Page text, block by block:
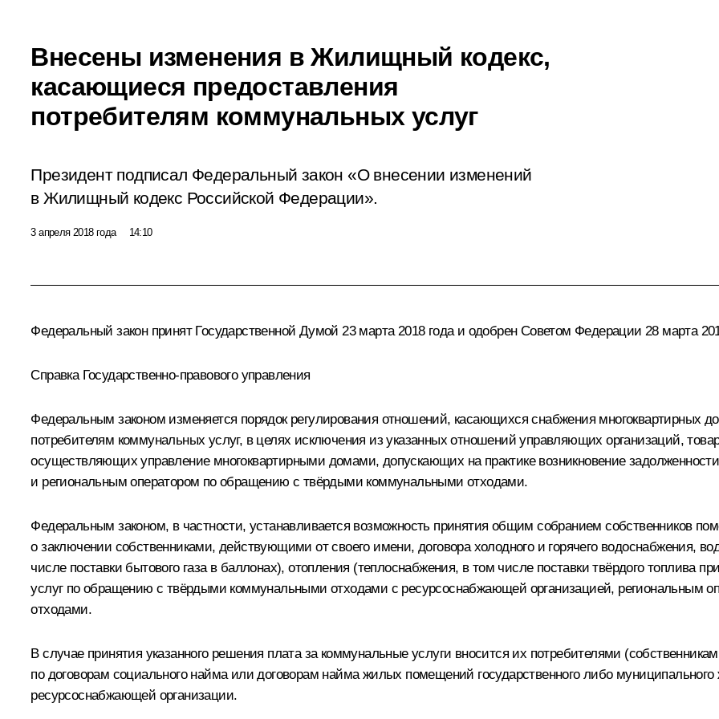
Внесены изменения в Жилищный кодекс,
касающиеся предоставления
потребителям коммунальных услуг
Президент подписал Федеральный закон «О внесении изменений
в Жилищный кодекс Российской Федерации».
3 апреля 2018 года 14:10
Федеральный закон принят Государственной Думой 23 марта 2018 года и одобрен Советом Федерации 28 марта
Справка Государственно-правового управления
Федеральным законом изменяется порядок регулирования отношений, касающихся снабжения многоквартирных
потребителям коммунальных услуг, в целях исключения из указанных отношений управляющих организаций,
осуществляющих управление многоквартирными домами, допускающих на практике возникновение
и региональным оператором по обращению с твёрдыми коммунальными отходами.
Федеральным законом, в частности, устанавливается возможность принятия общим собранием собственников
о заключении собственниками, действующими от своего имени, договора холодного и горячего водоснабжения,
числе поставки бытового газа в баллонах), отопления (теплоснабжения, в том числе поставки твёрдого топлива
услуг по обращению с твёрдыми коммунальными отходами с ресурсоснабжающей организацией, региональным
отходами.
В случае принятия указанного решения плата за коммунальные услуги вносится их потребителями
по договорам социального найма или договорам найма жилых помещений государственного либо
ресурсоснабжающей организации.